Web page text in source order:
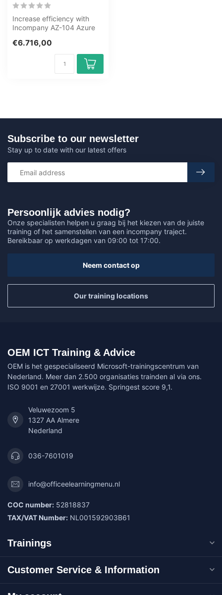
Increase efficiency with
Incompany AZ-104 Azure
Customiz...
€6.716,00
Persoonlijk advies nodig?
Onze specialisten helpen u graag bij het kiezen van de juiste
training of het samenstellen van een incompany traject.
Bereikbaar op werkdagen van 09:00 tot 17:00.
Neem contact op
Our training locations
Subscribe to our newsletter
Stay up to date with our latest offers
OEM ICT Training & Advice
OEM is het gespecialiseerd Microsoft-trainingscentrum van
Nederland. Meer dan 2.500 organisaties trainden al via ons.
ISO 9001 en 27001 werkwijze. Springest score 9,1.
Veluwezoom 5
1327 AA Almere
Nederland
036-7601019
info@officeelearningmenu.nl
COC number: 52818837
TAX/VAT Number: NL001592903B61
Trainings
Customer Service & Information